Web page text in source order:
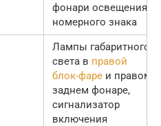
фонари освещения
номерного знака
Лампы габаритного
света в правой
блок-фаре и правом
заднем фонаре,
сигнализатор
включения